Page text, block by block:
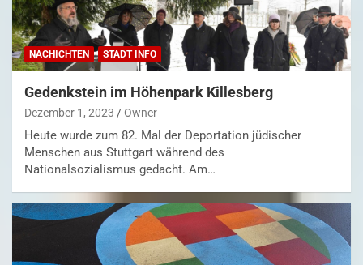
NACHICHTEN STADT INFO
Gedenkstein im Höhenpark Killesberg
Dezember 1, 2023 Owner
Heute wurde zum 82. Mal der Deportation jüdischer
Menschen aus Stuttgart während des
Nationalsozialismus gedacht. Am…